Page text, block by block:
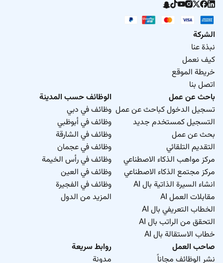
الشركة
نبذة عنا
كيف نعمل
خريطة الموقع
اتصل بنا
باحث عن عمل
تسجيل الدخول كباحث عن عمل
التسجيل كمستخدم جديد
بحث عن عمل
التقديم التلقائي
مركز مواهب الذكاء الاصطناعي
مركز مجتمع الذكاء الاصطناعي
انشاء السيرة الذاتية بال AI
مقابلات العمل AI
الخطاب التعريفي بال AI
التحقق من الراتب بال AI
خطاب الاستقالة بال AI
الوظائف حسب المدينة
وظائف في دبي
وظائف في أبوظبي
وظائف في الشارقة
وظائف في عجمان
وظائف في رأس الخيمة
وظائف في العين
وظائف في الفجيرة
المزيد من الدول
صاحب العمل
نشر الوظائف مجاناً
روابط سريعة
مدونة